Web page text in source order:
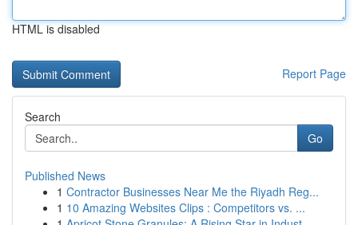
HTML is disabled
Report Page
Search
Go
Published News
1 Contractor Businesses Near Me the Riyadh Reg...
1 10 Amazing Websites Clips : Competitors vs. ...